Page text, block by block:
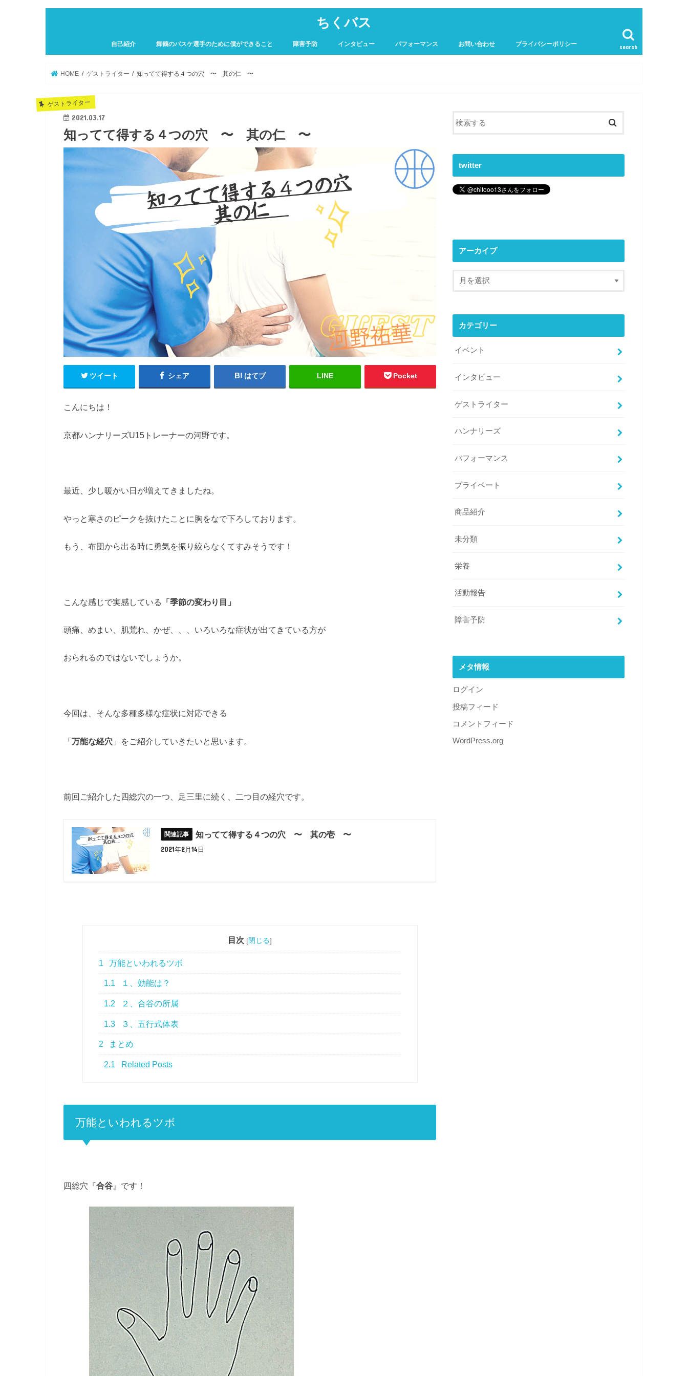
ちくバス
search
自己紹介 舞鶴のバスケ選手のために僕ができること 障害予防 インタビュー パフォーマンス お問い合わせ プライバシーポリシー
HOME ゲストライター 知ってて得する４つの穴 〜 其の仁 〜
ゲストライター
2021.03.17
知ってて得する４つの穴 〜 其の仁 〜
ツイート シェア はてブ LINE Pocket
こんにちは！
京都ハンナリーズU15トレーナーの河野です。
最近、少し暖かい日が増えてきましたね。
やっと寒さのピークを抜けたことに胸をなで下ろしております。
もう、布団から出る時に勇気を振り絞らなくてすみそうです！
こんな感じで実感している 「季節の変わり目」
頭痛、めまい、肌荒れ、かぜ、、、いろいろな症状が出てきている方が
おられるのではないでしょうか。
今回は、そんな多種多様な症状に対応できる
「万能な経穴 」をご紹介していきたいと思います。
前回ご紹介した四総穴の一つ、足三里に続く、二つ目の経穴です。
知ってて得する４つの穴 〜 其の壱 〜
2021年2月14日
目次 [閉じる]
1 万能といわれるツボ
1.1 １、効能は？
1.2 ２、合谷の所属
1.3 ３、五行式体表
2 まとめ
2.1 Related Posts
万能といわれるツボ
四総穴『合谷 』です！
twitter
アーカイブ
カテゴリー
イベント
インタビュー
ゲストライター
ハンナリーズ
パフォーマンス
プライベート
商品紹介
未分類
栄養
活動報告
障害予防
メタ情報
ログイン
投稿フィード
コメントフィード
WordPress.org